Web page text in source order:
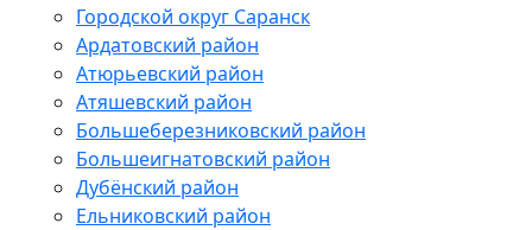
Городской округ Саранск
Ардатовский район
Атюрьевский район
Атяшевский район
Большеберезниковский район
Большеигнатовский район
Дубёнский район
Ельниковский район